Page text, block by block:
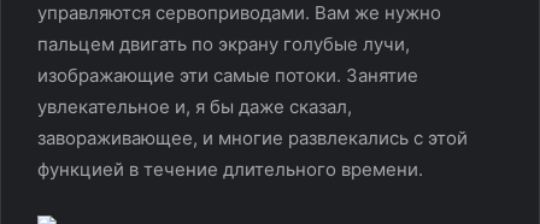
управляются сервоприводами. Вам же нужно
пальцем двигать по экрану голубые лучи,
изображающие эти самые потоки. Занятие
увлекательное и, я бы даже сказал,
завораживающее, и многие развлекались с этой
функцией в течение длительного времени.